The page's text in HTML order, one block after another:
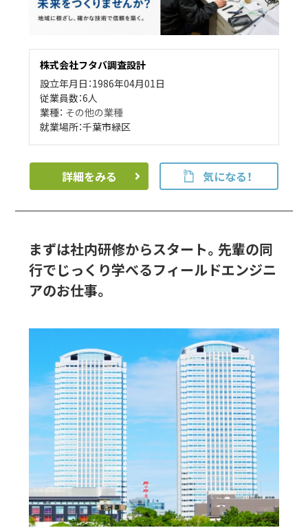
株式会社フタバ調査設計
設立年月日：1986年04月01日
従業員数：6人
業種： その他の業種
就業場所：千葉市緑区
詳細をみる 気になる！
まずは社内研修からスタート。先輩の同
行でじっくり学べるフィールドエンジニ
アのお仕事。